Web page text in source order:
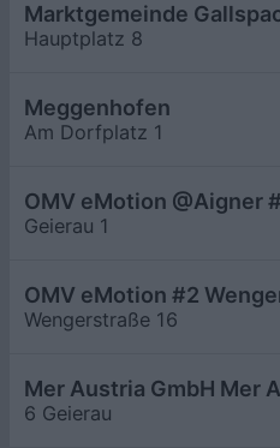
Marktgemeinde
Hauptplatz 8
Meggenhofen
Am Dorfplatz 1
OMV eMotion @Aigner
Geierau 1
OMV eMotion #2
Wengerstraße 16
Mer Austria GmbH Mer
6 Geierau